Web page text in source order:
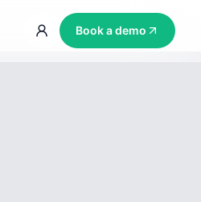
Book a demo